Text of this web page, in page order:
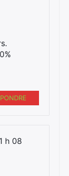
h 08